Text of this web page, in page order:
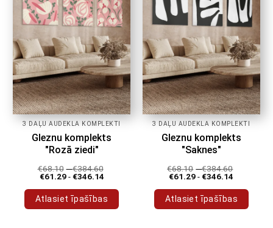
izvēlēties
produkta
lapā
izvēlēties
produkta
lapā
3 DAĻU AUDEKLA KOMPLEKTI
Gleznu komplekts
"Rozā ziedi"
€68.10 -€384.60
€61.29-€346.14
Atlasiet īpašības
3 DAĻU AUDEKLA KOMPLEKTI
Gleznu komplekts
"Saknes"
€68.10 -€384.60
€61.29-€346.14
Atlasiet īpašības